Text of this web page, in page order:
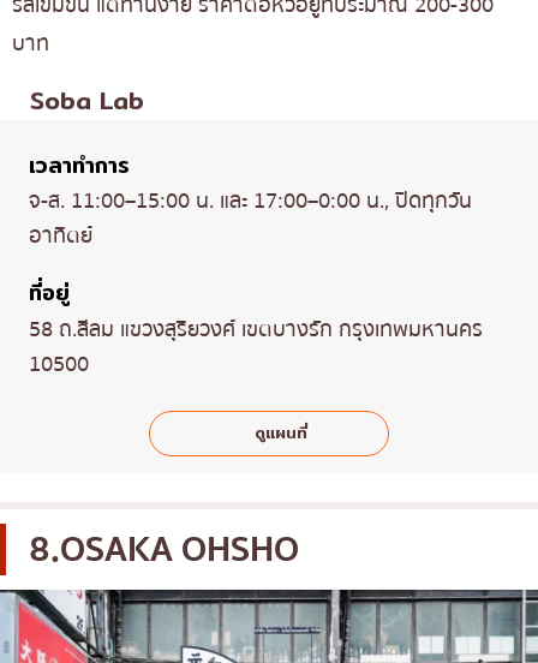
บาท
Soba Lab
เวลาทำการ
จ-ส. 11:00–15:00 น. และ 17:00–0:00 น., ปิดทุกวัน
อาทิตย์
ที่อยู่
58 ถ.สีลม แขวงสุริยวงศ์ เขตบางรัก กรุงเทพมหานคร
10500
ดูแผนที่
8.OSAKA OHSHO